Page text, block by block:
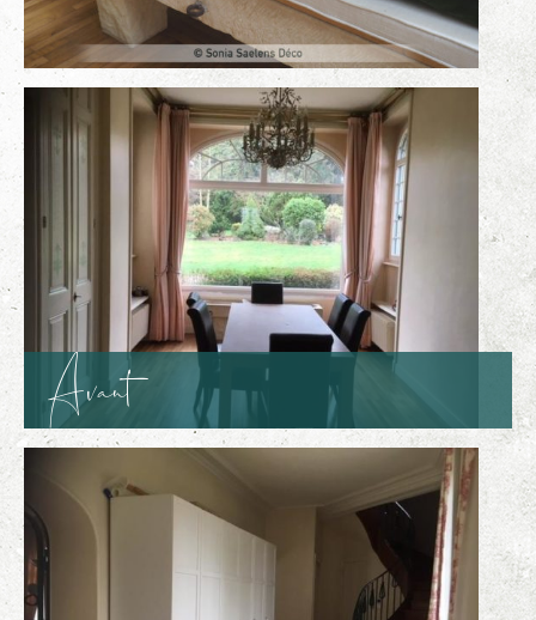
Avant